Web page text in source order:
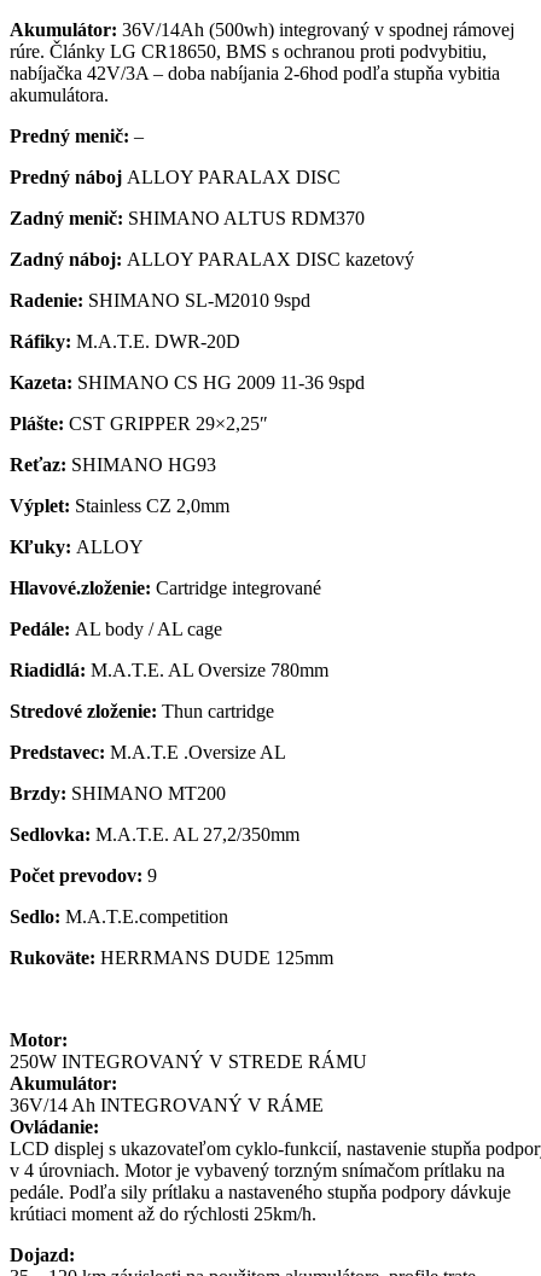
Akumulátor: 36V/14Ah (500wh) integrovaný v spodnej rámovej
rúre. Články LG CR18650, BMS s ochranou proti podvybitiu,
nabíjačka 42V/3A – doba nabíjania 2-6hod podľa stupňa vybitia
akumulátora.
Predný menič: –
Predný náboj ALLOY PARALAX DISC
Zadný menič: SHIMANO ALTUS RDM370
Zadný náboj: ALLOY PARALAX DISC kazetový
Radenie: SHIMANO SL-M2010 9spd
Ráfiky: M.A.T.E. DWR-20D
Kazeta: SHIMANO CS HG 2009 11-36 9spd
Plášte: CST GRIPPER 29×2,25″
Reťaz: SHIMANO HG93
Výplet: Stainless CZ 2,0mm
Kľuky: ALLOY
Hlavové.zloženie: Cartridge integrované
Pedále: AL body / AL cage
Riadidlá: M.A.T.E. AL Oversize 780mm
Stredové zloženie: Thun cartridge
Predstavec: M.A.T.E .Oversize AL
Brzdy: SHIMANO MT200
Sedlovka: M.A.T.E. AL 27,2/350mm
Počet prevodov: 9
Sedlo: M.A.T.E.competition
Rukoväte: HERRMANS DUDE 125mm
Motor:
250W INTEGROVANÝ V STREDE RÁMU
Akumulátor:
36V/14 Ah INTEGROVANÝ V RÁME
Ovládanie:
LCD displej s ukazovateľom cyklo-funkcií, nastavenie stupňa
v 4 úrovniach. Motor je vybavený torzným snímačom prítlaku na
pedále. Podľa sily prítlaku a nastaveného stupňa podpory dávkuje
krútiaci moment až do rýchlosti 25km/h.
Dojazd: